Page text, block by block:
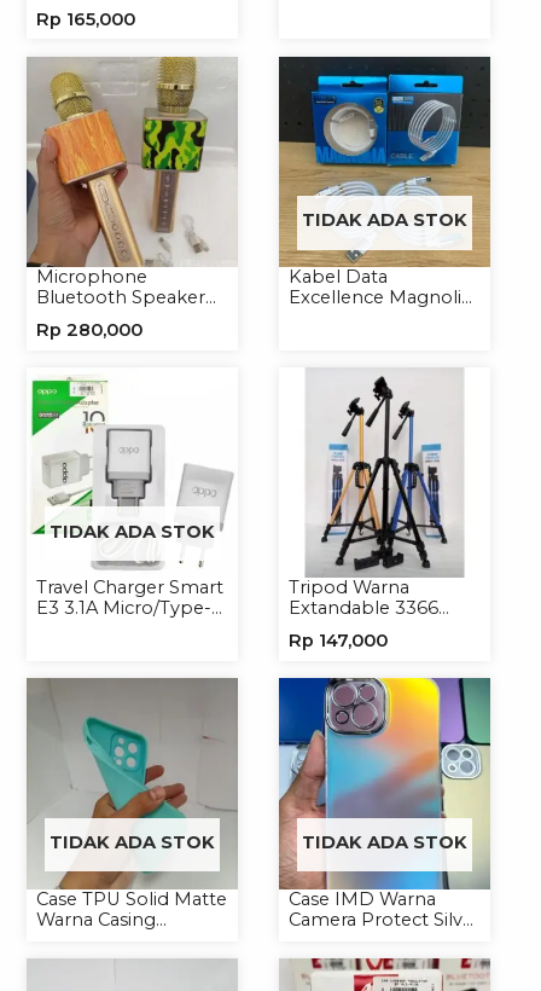
Wireless
Rp 165,000
Microphone
Bluetooth Speaker
Mikrofon Wireless
Rp 280,000
TIDAK ADA STOK
Kabel Data
Excellence Magnolia
TIDAK ADA STOK
Travel Charger Smart
E3 3.1A Micro/Type-C
Tripod Warna
Extandable 3366
Kamera
Rp 147,000
TIDAK ADA STOK
Case TPU Solid Matte
Warna Casing
TIDAK ADA STOK
Case IMD Warna
Camera Protect Silver
Hardcase Hologram